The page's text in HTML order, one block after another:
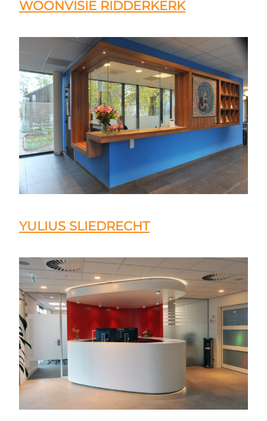
WOONVISIE RIDDERKERK
YULIUS SLIEDRECHT